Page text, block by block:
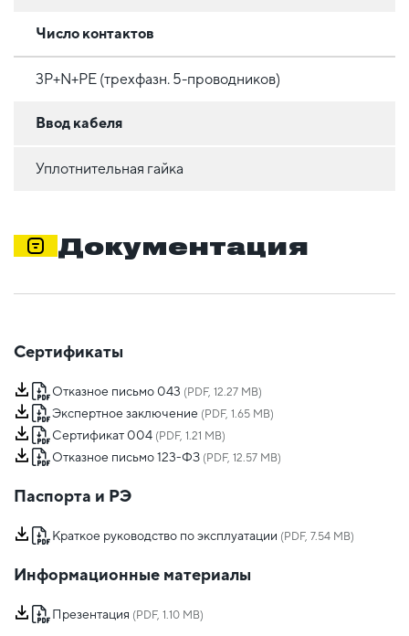
Число контактов
3P+N+PE (трехфазн. 5-проводников)
Ввод кабеля
Уплотнительная гайка
Документация
Сертификаты
Отказное письмо 043 (PDF, 12.27 MB)
Экспертное заключение (PDF, 1.65 MB)
Сертификат 004 (PDF, 1.21 MB)
Отказное письмо 123-ФЗ (PDF, 12.57 MB)
Паспорта и РЭ
Краткое руководство по эксплуатации (PDF, 7.54 MB)
Информационные материалы
Презентация (PDF, 1.10 MB)